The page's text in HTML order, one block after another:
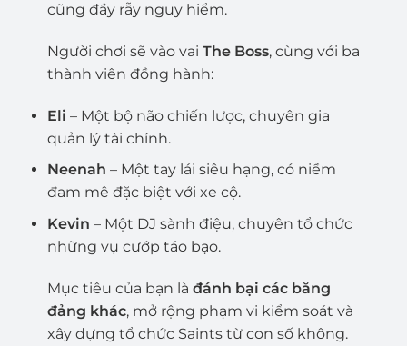
cũng đầy rẫy nguy hiểm.
Người chơi sẽ vào vai The Boss, cùng với ba
thành viên đồng hành:
Eli – Một bộ não chiến lược, chuyên gia
quản lý tài chính.
Neenah – Một tay lái siêu hạng, có niềm
đam mê đặc biệt với xe cộ.
Kevin – Một DJ sành điệu, chuyên tổ chức
những vụ cướp táo bạo.
Mục tiêu của bạn là đánh bại các băng
đảng khác, mở rộng phạm vi kiểm soát và
xây dựng tổ chức Saints từ con số không.